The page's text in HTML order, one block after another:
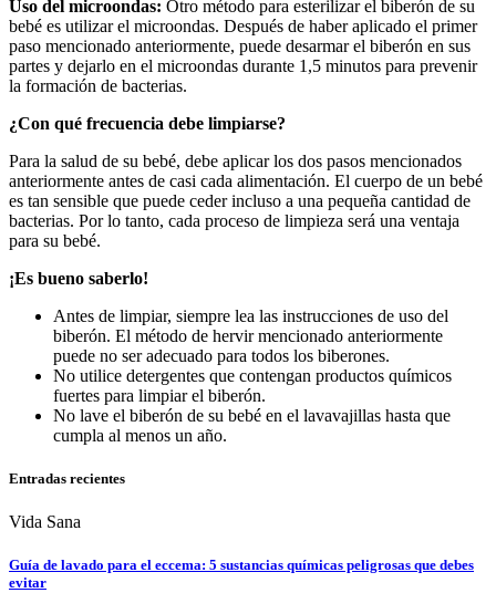
Uso del microondas: Otro método para esterilizar el biberón de su
bebé es utilizar el microondas. Después de haber aplicado el primer
paso mencionado anteriormente, puede desarmar el biberón en sus
partes y dejarlo en el microondas durante 1,5 minutos para prevenir
la formación de bacterias.
¿Con qué frecuencia debe limpiarse?
Para la salud de su bebé, debe aplicar los dos pasos mencionados
anteriormente antes de casi cada alimentación. El cuerpo de un bebé
es tan sensible que puede ceder incluso a una pequeña cantidad de
bacterias. Por lo tanto, cada proceso de limpieza será una ventaja
para su bebé.
¡Es bueno saberlo!
Antes de limpiar, siempre lea las instrucciones de uso del
biberón. El método de hervir mencionado anteriormente
puede no ser adecuado para todos los biberones.
No utilice detergentes que contengan productos químicos
fuertes para limpiar el biberón.
No lave el biberón de su bebé en el lavavajillas hasta que
cumpla al menos un año.
Entradas recientes
Vida Sana
Guía de lavado para el eccema: 5 sustancias químicas peligrosas que debes
evitar